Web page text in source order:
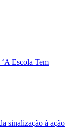
Escola Tem
sinalização à ação